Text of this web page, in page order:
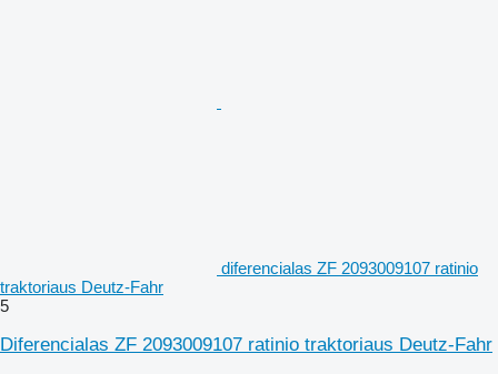
diferencialas ZF 2093009107 ratinio
traktoriaus Deutz-Fahr
5
Diferencialas ZF 2093009107 ratinio traktoriaus Deutz-Fahr